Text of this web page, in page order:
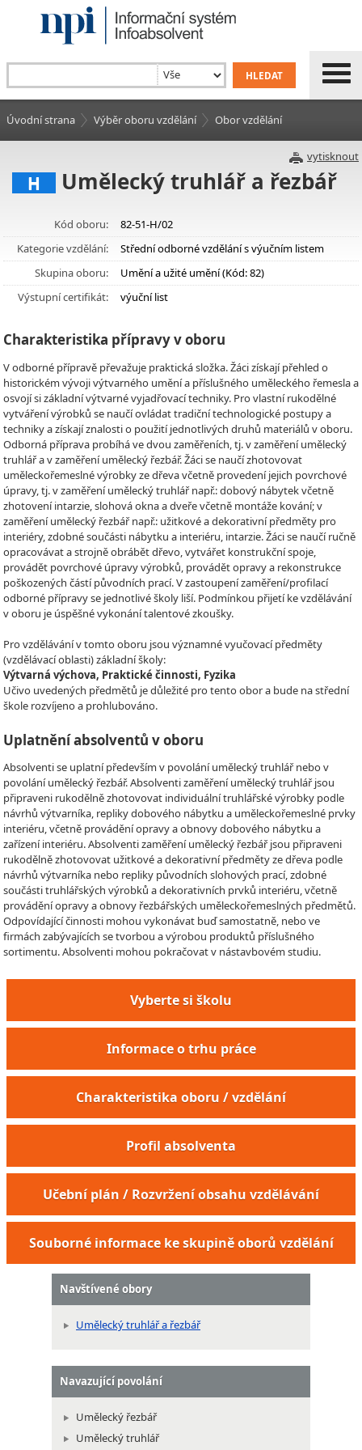
Úvodní strana Výběr oboru vzdělání Obor vzdělání
vytisknout
H Umělecký truhlář a řezbář
Kód oboru:
82-51-H/02
Kategorie vzdělání:
Střední odborné vzdělání s výučním listem
Skupina oboru:
Umění a užité umění (Kód: 82)
Výstupní certifikát:
výuční list
Charakteristika přípravy v oboru
V odborné přípravě převažuje praktická složka. Žáci získají přehled o
historickém vývoji výtvarného umění a příslušného uměleckého řemesla a
osvojí si základní výtvarné vyjadřovací techniky. Pro vlastní rukodělné
vytváření výrobků se naučí ovládat tradiční technologické postupy a
techniky a získají znalosti o použití jednotlivých druhů materiálů v oboru.
Odborná příprava probíhá ve dvou zaměřeních, tj. v zaměření umělecký
truhlář a v zaměření umělecký řezbář. Žáci se naučí zhotovovat
uměleckořemeslné výrobky ze dřeva včetně provedení jejich povrchové
úpravy, tj. v zaměření umělecký truhlář např.: dobový nábytek včetně
zhotovení intarzie, slohová okna a dveře včetně montáže kování; v
zaměření umělecký řezbář např.: užitkové a dekorativní předměty pro
interiéry, zdobné součásti nábytku a interiéru, intarzie. Žáci se naučí ručně
opracovávat a strojně obrábět dřevo, vytvářet konstrukční spoje,
provádět povrchové úpravy výrobků, provádět opravy a rekonstrukce
poškozených částí původních prací. V zastoupení zaměření/profilací
odborné přípravy se jednotlivé školy liší. Podmínkou přijetí ke vzdělávání
v oboru je úspěšné vykonání talentové zkoušky.
Pro vzdělávání v tomto oboru jsou významné vyučovací předměty
(vzdělávací oblasti) základní školy:
Výtvarná výchova, Praktické činnosti, Fyzika
Učivo uvedených předmětů je důležité pro tento obor a bude na střední
škole rozvíjeno a prohlubováno.
Uplatnění absolventů v oboru
Absolventi se uplatní především v povolání umělecký truhlář nebo v
povolání umělecký řezbář. Absolventi zaměření umělecký truhlář jsou
připraveni rukodělně zhotovovat individuální truhlářské výrobky podle
návrhů výtvarníka, repliky dobového nábytku a uměleckořemeslné prvky
interiéru, včetně provádění opravy a obnovy dobového nábytku a
zařízení interiéru. Absolventi zaměření umělecký řezbář jsou připraveni
rukodělně zhotovovat užitkové a dekorativní předměty ze dřeva podle
návrhů výtvarníka nebo repliky původních slohových prací, zdobné
součásti truhlářských výrobků a dekorativních prvků interiéru, včetně
provádění opravy a obnovy řezbářských uměleckořemeslných předmětů.
Odpovídající činnosti mohou vykonávat buď samostatně, nebo ve
firmách zabývajících se tvorbou a výrobou produktů příslušného
sortimentu. Absolventi mohou pokračovat v nástavbovém studiu.
Vyberte si školu
Informace o trhu práce
Charakteristika oboru / vzdělání
Profil absolventa
Učební plán / Rozvržení obsahu vzdělávání
Souborné informace ke skupině oborů vzdělání
Navštívené obory
Umělecký truhlář a řezbář
Navazující povolání
Umělecký řezbář
Umělecký truhlář